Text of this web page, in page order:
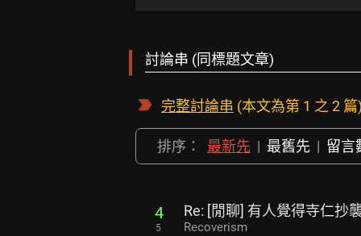
討論串 (同標題文章)
完整討論串 (本文為第 1 之 2
排序： 最新先 | 最舊先 | 留言
4
5
Re: [閒聊] 有人覺得寺仁抄
Recoverism